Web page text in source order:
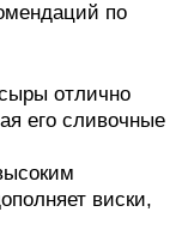
по
отлично
его сливочные
виски,